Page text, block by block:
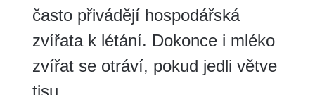
často přivádějí hospodářská
zvířata k létání. Dokonce i mléko
zvířat se otráví, pokud jedli větve
tisu.